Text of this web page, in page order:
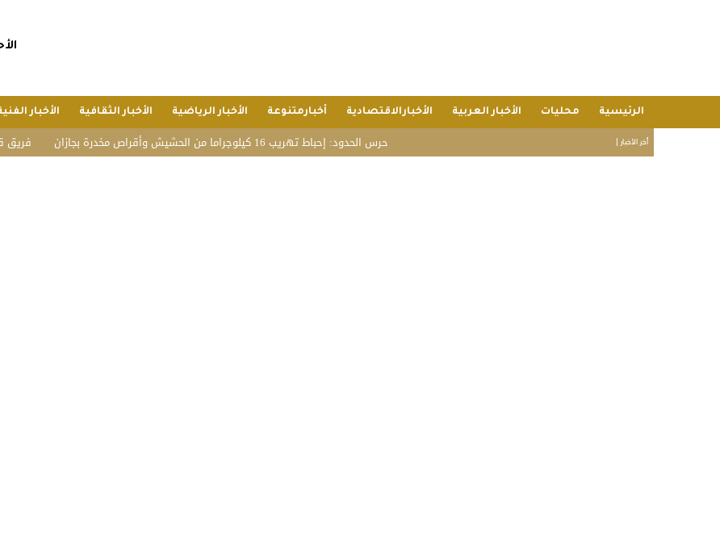
الأحد, 26 صفر 1448
الرئيسية محليات الأخبار العربية الأخبارالاقتصادية أخبارمتنوعة الأخبار الرياضية الأخبار الثقافية الأخبار
أخر الأخبار | فريق قوة عطاء حرس الحدود: إحباط تهريب 16 كيلوجراما من الحشيش وأقراص مخدرة بجازان